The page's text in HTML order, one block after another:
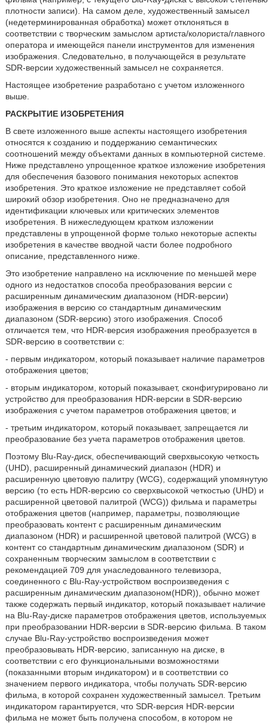
плотности записи). На самом деле, художественный замысел
(недетерминированная обработка) может отклоняться в
соответствии с творческим замыслом артиста/колориста/главного
оператора и имеющейся панели инструментов для изменения
изображения. Следовательно, в получающейся в результате
SDR-версии художественный замысел не сохраняется.
Настоящее изобретение разработано с учетом изложенного
выше.
РАСКРЫТИЕ ИЗОБРЕТЕНИЯ
В свете изложенного выше аспекты настоящего изобретения
относятся к созданию и поддержанию семантических
соотношений между объектами данных в компьютерной системе.
Ниже представлено упрощенное краткое изложение изобретения
для обеспечения базового понимания некоторых аспектов
изобретения. Это краткое изложение не представляет собой
широкий обзор изобретения. Оно не предназначено для
идентификации ключевых или критических элементов
изобретения. В нижеследующем кратком изложении
представлены в упрощенной форме только некоторые аспекты
изобретения в качестве вводной части более подробного
описание, представленного ниже.
Это изобретение направлено на исключение по меньшей мере
одного из недостатков способа преобразования версии с
расширенным динамическим диапазоном (HDR-версии)
изображения в версию со стандартным динамическим
диапазоном (SDR-версию) этого изображения. Способ
отличается тем, что HDR-версия изображения преобразуется в
SDR-версию в соответствии с:
- первым индикатором, который показывает наличие параметров
отображения цветов;
- вторым индикатором, который показывает, сконфигурировано ли
устройство для преобразования HDR-версии в SDR-версию
изображения с учетом параметров отображения цветов; и
- третьим индикатором, который показывает, запрещается ли
преобразование без учета параметров отображения цветов.
Поэтому Blu-Ray-диск, обеспечивающий сверхвысокую четкость
(UHD), расширенный динамический диапазон (HDR) и
расширенную цветовую палитру (WCG), содержащий упомянутую
версию (то есть HDR-версию со сверхвысокой четкостью (UHD) и
расширенной цветовой палитрой (WCG)) фильма и параметры
отображения цветов (например, параметры, позволяющие
преобразовать контент с расширенным динамическим
диапазоном (HDR) и расширенной цветовой палитрой (WCG) в
контент со стандартным динамическим диапазоном (SDR) и
сохраненным творческим замыслом в соответствии с
рекомендацией 709 для унаследованного телевизора,
соединенного с Blu-Ray-устройством воспроизведения с
расширенным динамическим диапазоном(HDR)), обычно может
также содержать первый индикатор, который показывает наличие
на Blu-Ray-диске параметров отображения цветов, используемых
при преобразовании HDR-версии в SDR-версию фильма. В таком
случае Blu-Ray-устройство воспроизведения может
преобразовывать HDR-версию, записанную на диске, в
соответствии с его функциональными возможностями
(показанными вторым индикатором) и в соответствии со
значением первого индикатора, чтобы получать SDR-версию
фильма, в которой сохранен художественный замысел. Третьим
индикатором гарантируется, что SDR-версия HDR-версии
фильма не может быть получена способом, в котором не